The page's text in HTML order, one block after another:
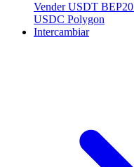
Vender USDT BEP20
USDC Polygon
Intercambiar